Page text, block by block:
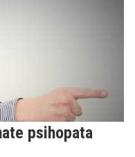
psihopata